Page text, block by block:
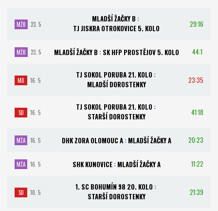
MŽB 23. 5
MLADŠÍ ŽAČKY B :
TJ JISKRA OTROKOVICE 5. KOLO
29:16
MŽB 23. 5 MLADŠÍ ŽAČKY B : SK HFP PROSTĚJOV 5. KOLO 44:1
MD 16. 5
TJ SOKOL PORUBA 21. KOLO :
MLADŠÍ DOROSTENKY
23:35
SD 16. 5
TJ SOKOL PORUBA 21. KOLO :
STARŠÍ DOROSTENKY
41:18
MŽA 16. 5 DHK ZORA OLOMOUC A: MLADŠÍ ŽAČKY A 20:23
MŽA 16. 5 SHK KUNOVICE: MLADŠÍ ŽAČKY A 11:22
SD 10. 5
1. SC BOHUMÍN 98 20. KOLO :
STARŠÍ DOROSTENKY
21:39